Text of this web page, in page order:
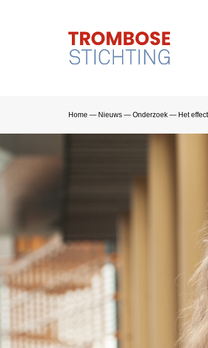
Home — Nieuws — Onderzoek — Het